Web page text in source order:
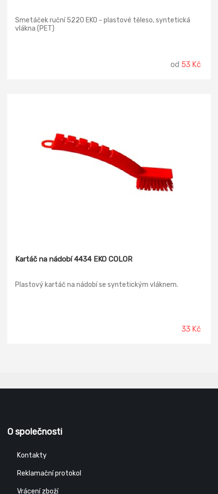
Smetáček ruční 5220 EKO - plastové těleso, syntetická
vlákna (PET)
od 53 Kč
Kartáč na nádobí 4434 EKO COLOR
Plastový kartáč na nádobí se syntetickým vláknem.
33 Kč
O společnosti
Kontakty
Reklamační protokol
Vrácení zboží